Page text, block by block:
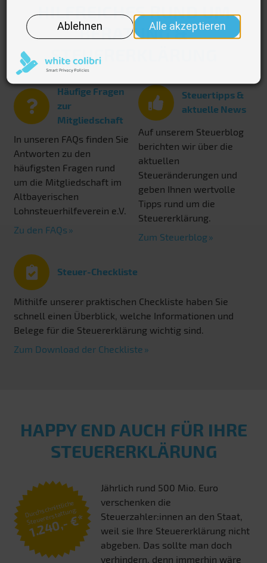
HILFREICHES RUND UM
BERATUNG &
STEUERERKLÄRUNG
Häufige Fragen
zur
Mitgliedschaft
In unseren FAQs finden Sie
Antworten zu den
häufigsten Fragen rund
um die Mitgliedschaft im
Altbayerischen
Lohnsteuerhilfeverein e.V.
Zu den FAQs
Steuertipps &
aktuelle News
Auf unserem Steuerblog
berichten wir über die
aktuellen
Steueränderungen und
geben Ihnen wertvolle
Tipps rund um die
Steuererklärung.
Zum Steuerblog
Steuer-Checkliste
Mithilfe unserer praktischen Checkliste haben Sie
schnell einen Überblick, welche Informationen und
Belege für die Steuererklärung wichtig sind.
Zum Download der Checkliste
HAPPY END AUCH FÜR IHRE
STEUERERKLÄRUNG
Durchschnittliche
Steuererstattung:
1.240,- €*
Jährlich rund 500 Mio. Euro
verschenken die
Steuerzahler:innen an den Staat,
weil sie Ihre Steuererklärung nicht
abgeben. Das sollte man doch
verhindern, denn immerhin wäre